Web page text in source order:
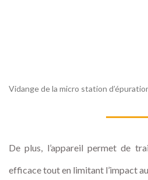
Vidange de la micro station
De plus, l’appareil permet de
efficace tout en limitant l’impact au